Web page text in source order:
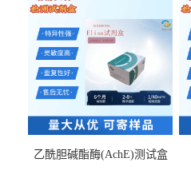
乙酰胆碱酯酶(AchE)测试盒